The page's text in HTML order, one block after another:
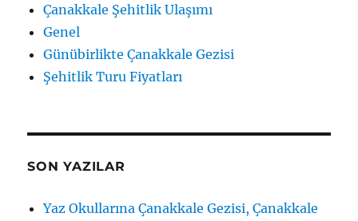
Çanakkale Şehitlik Ulaşımı
Genel
Günübirlikte Çanakkale Gezisi
Şehitlik Turu Fiyatları
SON YAZILAR
Yaz Okullarına Çanakkale Gezisi, Çanakkale